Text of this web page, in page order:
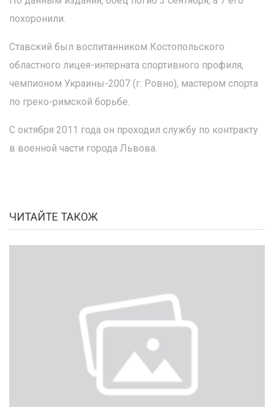
похоронили.
Ставский был воспитанником Костопольского
областного лицея-интерната спортивного профиля,
чемпионом Украины-2007 (г. Ровно), мастером спорта
по греко-римской борьбе.
С октября 2011 года он проходил службу по контракту
в военной части города Львова.
ЧИТАЙТЕ ТАКОЖ